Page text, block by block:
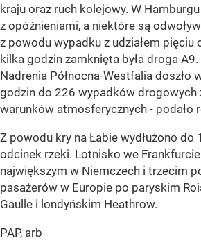
kraju oraz ruch kolejowy. W
z opóźnieniami, a niektóre są
z powodu wypadku z udziałem pięciu
kilka godzin zamknięta była droga
Nadrenia Północna-Westfalia doszło
godzin do 226 wypadków drogowych
warunków atmosferycznych - podało
Z powodu kry na Łabie wydłużono do
odcinek rzeki. Lotnisko we
największym w Niemczech i trzecim
pasażerów w Europie po paryskim
Gaulle i londyńskim Heathrow.
PAP, arb